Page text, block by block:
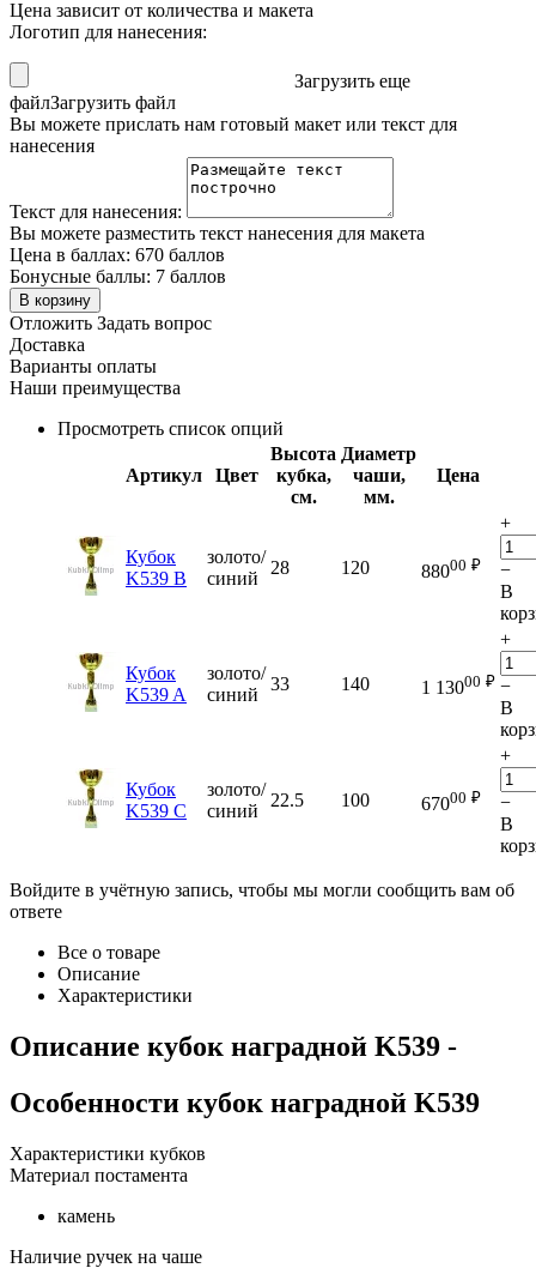
Цена зависит от количества и макета
Логотип для нанесения:
Загрузить еще
файлЗагрузить файл
Вы можете прислать нам готовый макет или текст для
нанесения
Текст для нанесения:
Вы можете разместить текст нанесения для макета
Цена в баллах: 670 баллов
Бонусные баллы: 7 баллов
В корзину
Отложить Задать вопрос
Доставка
Варианты оплаты
Наши преимущества
Просмотреть список опций
Артикул Цвет
Высота
кубка,
см.
Диаметр
чаши,
мм.
Цена
Кубок
K539 B
золото/
синий
28 120 88000 ₽
+
−
В
Кубок
K539 A
золото/
синий
33 140 1 13000 ₽
+
−
В
Кубок
K539 C
золото/
синий
22.5 100 67000 ₽
+
−
В
Войдите в учётную запись, чтобы мы могли сообщить вам об
ответе
Все о товаре
Описание
Характеристики
Описание кубок наградной K539 -
Особенности кубок наградной K539
Характеристики кубков
Материал постамента
камень
Наличие ручек на чаше